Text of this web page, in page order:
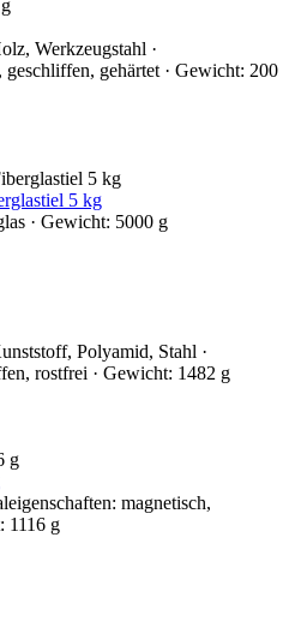
Werkzeugstahl ·
gehärtet · Gewicht: 200
5 kg
· Gewicht: 5000 g
Polyamid, Stahl ·
rostfrei · Gewicht: 1482 g
magnetisch,
1116 g